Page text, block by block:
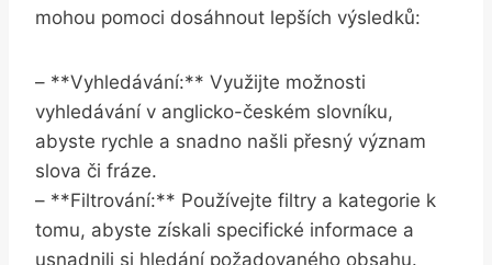
mohou pomoci dosáhnout lepších výsledků:
– **Vyhledávání:** Využijte možnosti
vyhledávání v anglicko-českém slovníku,
abyste rychle a snadno našli přesný význam
slova či fráze.
– **Filtrování:** Používejte filtry a kategorie k
tomu, abyste získali specifické informace a
usnadnili si hledání požadovaného obsahu.